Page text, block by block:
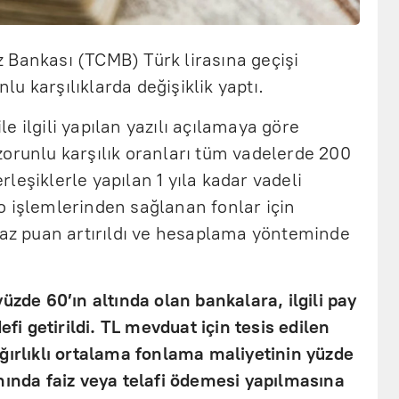
(TCMB) Türk lirasına geçişi
karşılıklarda değişiklik yaptı.
ilgili yapılan yazılı açılamaya göre
karşılık oranları tüm vadelerde 200
yapılan 1 yıla kadar vadeli
işlemlerinden sağlanan fonlar için
puan artırıldı ve hesaplama yönteminde
60’ın altında olan bankalara, ilgili pay
getirildi. TL mevduat için tesis edilen
ortalama fonlama maliyetinin yüzde
faiz veya telafi ödemesi yapılmasına